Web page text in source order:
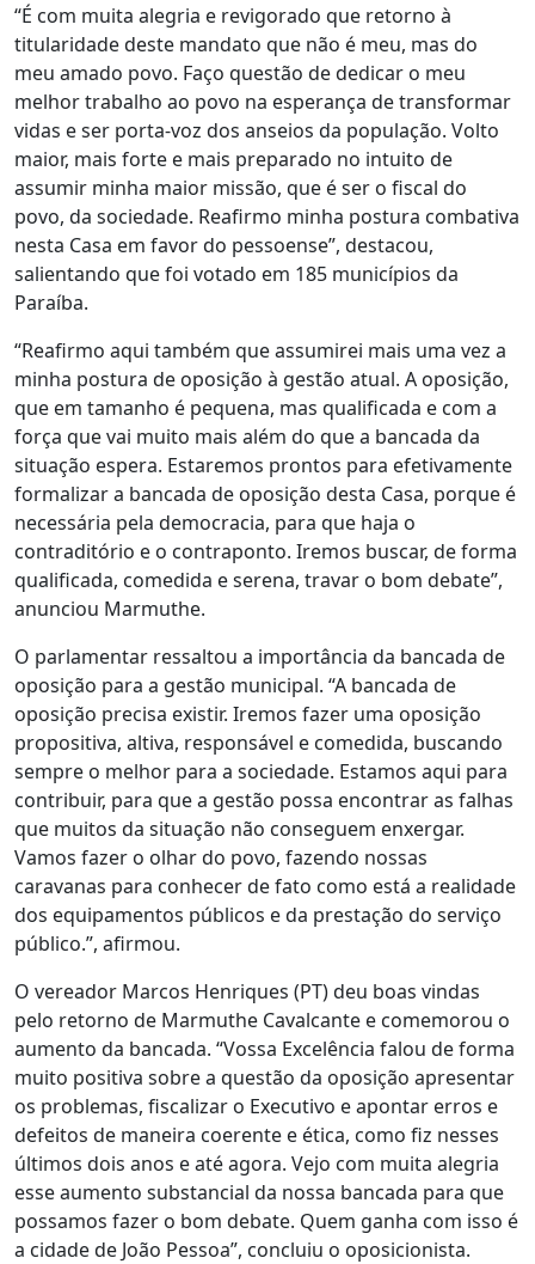
“É com muita alegria e revigorado que retorno à
titularidade deste mandato que não é meu, mas do
meu amado povo. Faço questão de dedicar o meu
melhor trabalho ao povo na esperança de transformar
vidas e ser porta-voz dos anseios da população. Volto
maior, mais forte e mais preparado no intuito de
assumir minha maior missão, que é ser o fiscal do
povo, da sociedade. Reafirmo minha postura combativa
nesta Casa em favor do pessoense”, destacou,
salientando que foi votado em 185 municípios da
Paraíba.
“Reafirmo aqui também que assumirei mais uma vez a
minha postura de oposição à gestão atual. A oposição,
que em tamanho é pequena, mas qualificada e com a
força que vai muito mais além do que a bancada da
situação espera. Estaremos prontos para efetivamente
formalizar a bancada de oposição desta Casa, porque é
necessária pela democracia, para que haja o
contraditório e o contraponto. Iremos buscar, de forma
qualificada, comedida e serena, travar o bom debate”,
anunciou Marmuthe.
O parlamentar ressaltou a importância da bancada de
oposição para a gestão municipal. “A bancada de
oposição precisa existir. Iremos fazer uma oposição
propositiva, altiva, responsável e comedida, buscando
sempre o melhor para a sociedade. Estamos aqui para
contribuir, para que a gestão possa encontrar as falhas
que muitos da situação não conseguem enxergar.
Vamos fazer o olhar do povo, fazendo nossas
caravanas para conhecer de fato como está a realidade
dos equipamentos públicos e da prestação do serviço
público.”, afirmou.
O vereador Marcos Henriques (PT) deu boas vindas
pelo retorno de Marmuthe Cavalcante e comemorou o
aumento da bancada. “Vossa Excelência falou de forma
muito positiva sobre a questão da oposição apresentar
os problemas, fiscalizar o Executivo e apontar erros e
defeitos de maneira coerente e ética, como fiz nesses
últimos dois anos e até agora. Vejo com muita alegria
esse aumento substancial da nossa bancada para que
possamos fazer o bom debate. Quem ganha com isso é
a cidade de João Pessoa”, concluiu o oposicionista.